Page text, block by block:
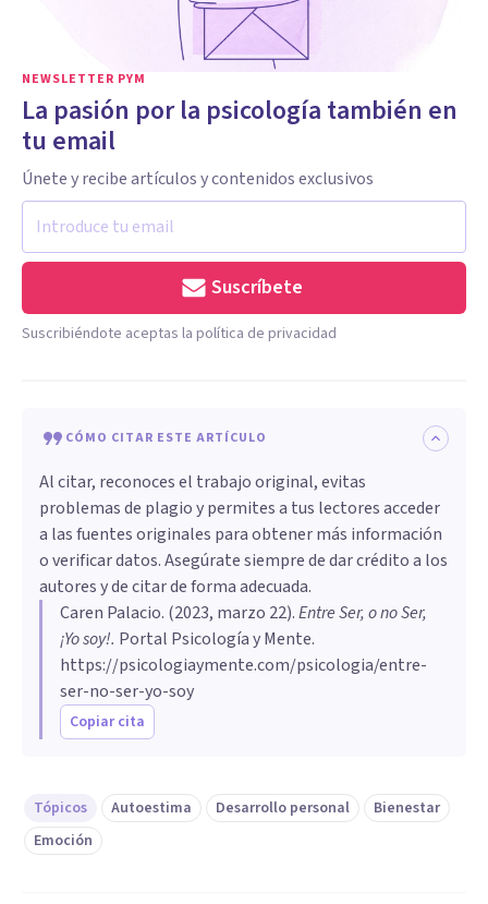
NEWSLETTER PYM
La pasión por la psicología también en
tu email
Únete y recibe artículos y contenidos exclusivos
Suscríbete
Suscribiéndote aceptas la política de privacidad
CÓMO CITAR ESTE ARTÍCULO
Al citar, reconoces el trabajo original, evitas
problemas de plagio y permites a tus lectores acceder
a las fuentes originales para obtener más información
o verificar datos. Asegúrate siempre de dar crédito a los
autores y de citar de forma adecuada.
Caren Palacio. (2023, marzo 22).Entre Ser, o no Ser,
¡Yo soy!. Portal Psicología y Mente.
https://psicologiaymente.com/psicologia/entre-
ser-no-ser-yo-soy
Copiar cita
Tópicos Autoestima Desarrollo personal
Bienestar
Emoción